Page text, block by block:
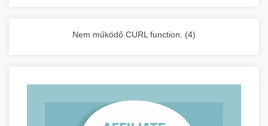
Nem működő CURL function. (4)